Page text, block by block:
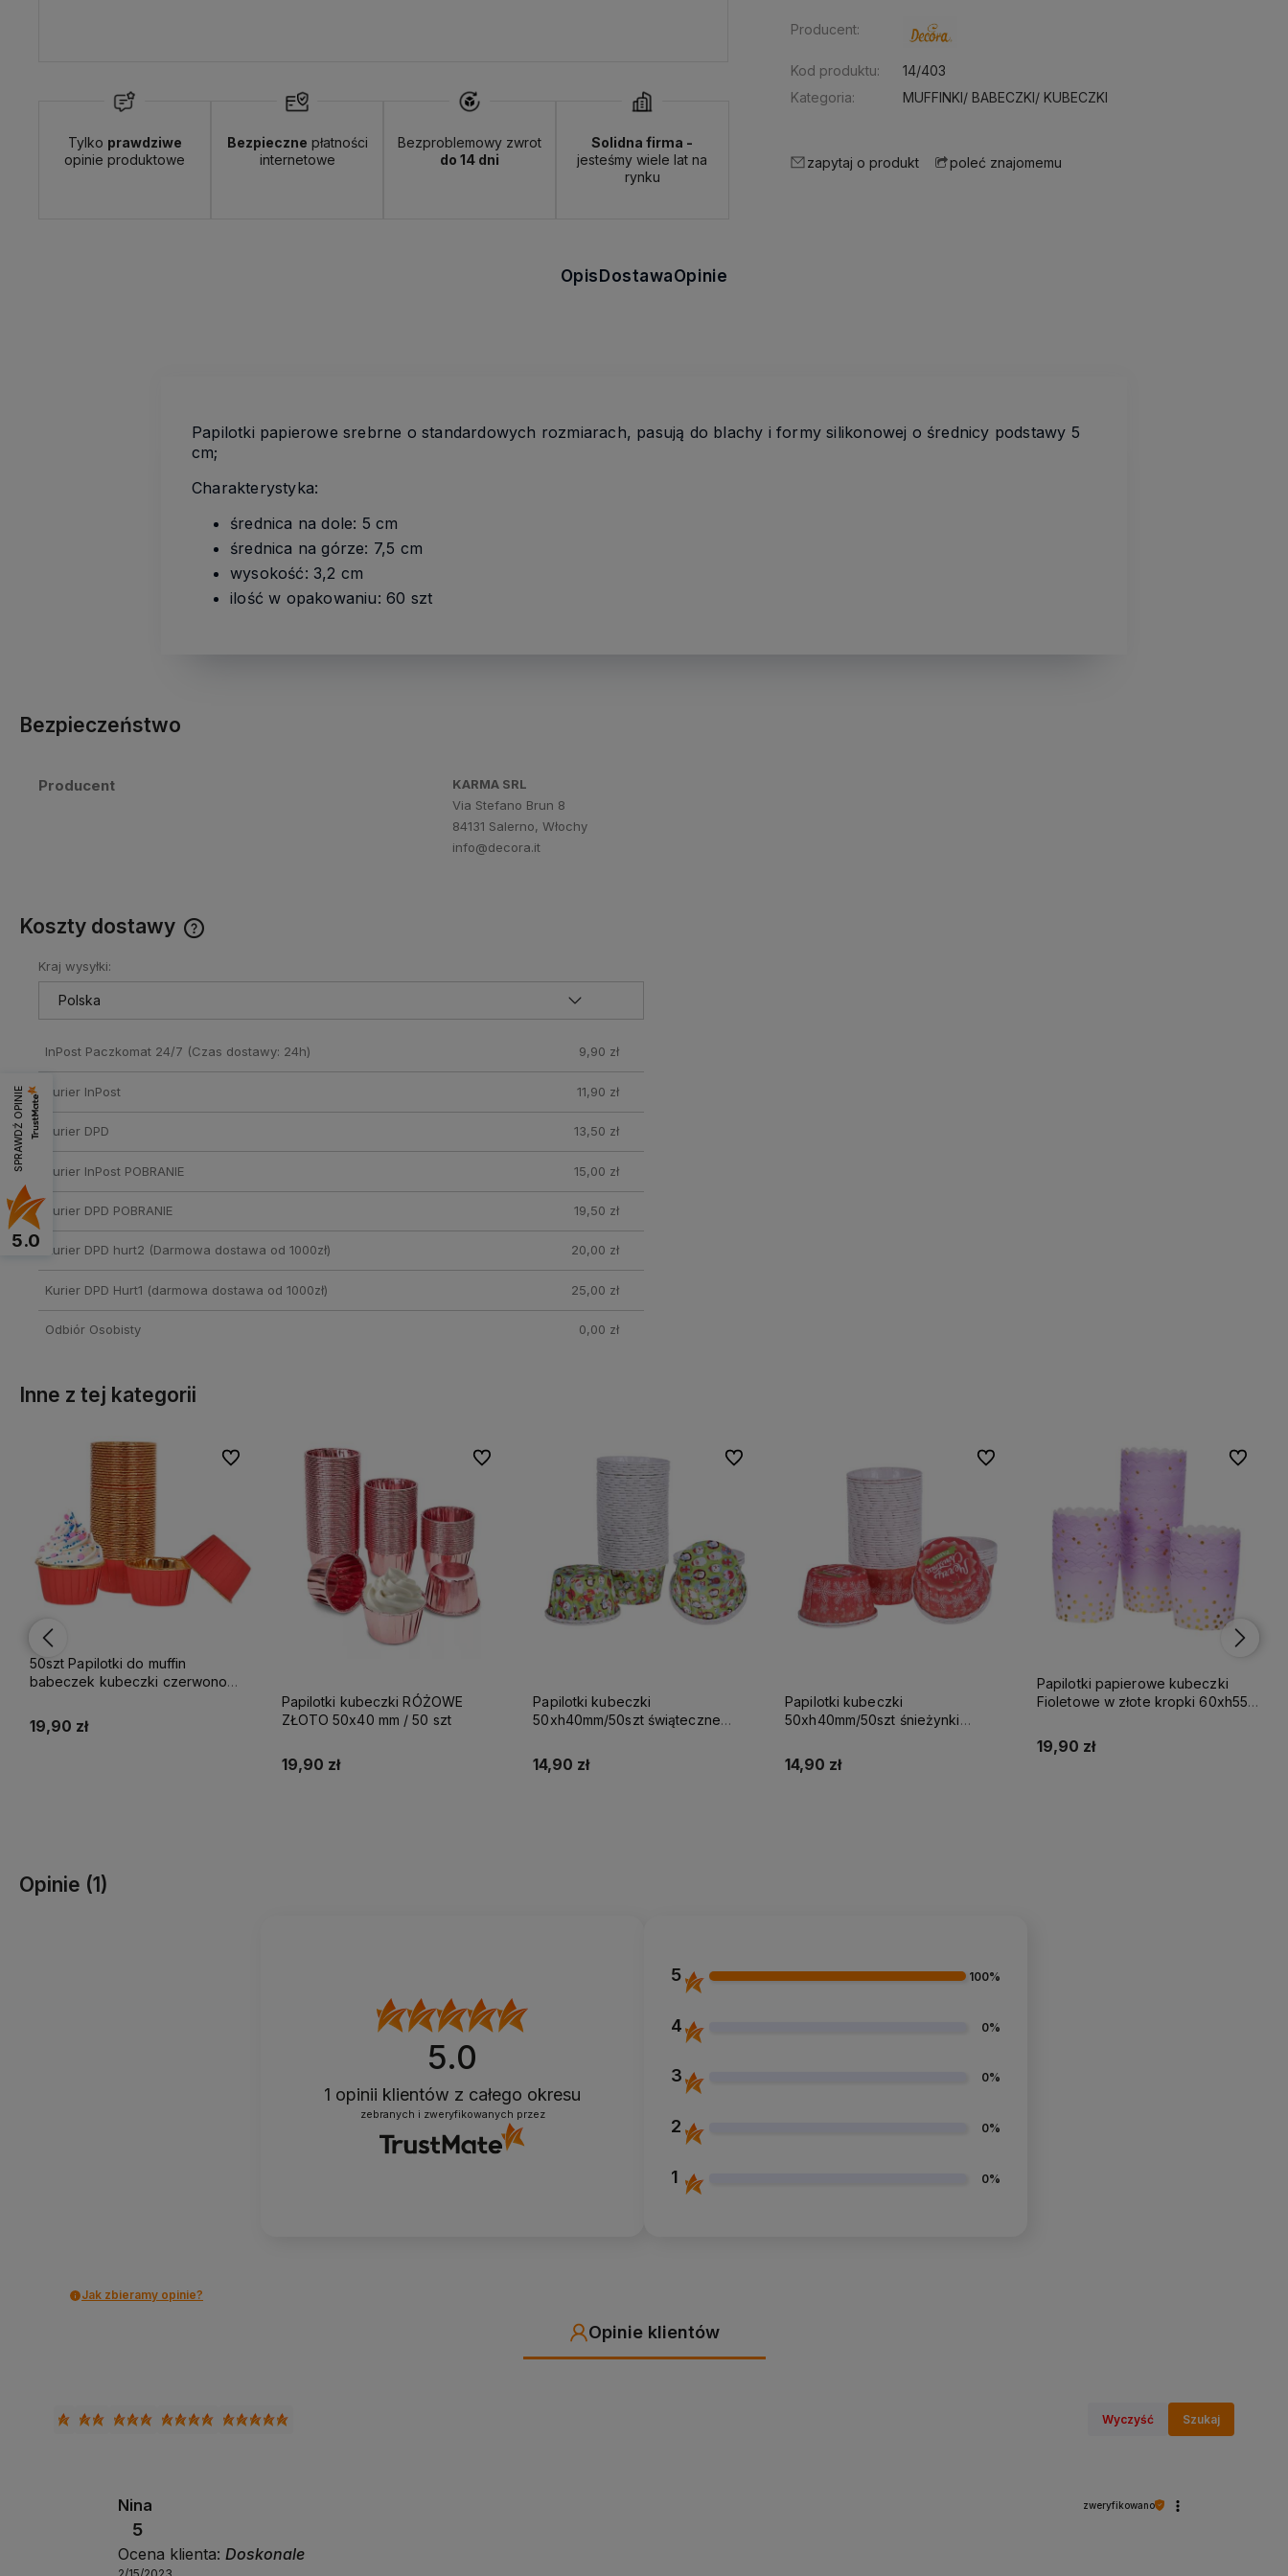
Tylko prawdziwe
opinie produktowe
Bezpieczne płatności
internetowe
Bezproblemowy zwrot
do 14 dni
Solidna firma -
jesteśmy wiele lat na
rynku
Producent:
Kod produktu:
14/403
Kategoria:
MUFFINKI/ BABECZKI/ KUBECZKI
zapytaj o produkt poleć znajomemu
OpisDostawaOpinie
Papilotki papierowe srebrne o standardowych rozmiarach, pasują do blachy i formy silikonowej o średnicy podstawy 5
cm;
Charakterystyka:
średnica na dole: 5 cm
średnica na górze: 7,5 cm
wysokość: 3,2 cm
ilość w opakowaniu: 60 szt
Bezpieczeństwo
Producent
KARMA SRL
Via Stefano Brun 8
84131 Salerno, Włochy
info@decora.it
Koszty dostawy
Kraj wysyłki:
InPost Paczkomat 24/7 (Czas dostawy: 24h) 9,90 zł
Kurier InPost 11,90 zł
Kurier DPD 13,50 zł
Kurier InPost POBRANIE 15,00 zł
Kurier DPD POBRANIE 19,50 zł
Kurier DPD hurt2 (Darmowa dostawa od 1000zł) 20,00 zł
Kurier DPD Hurt1 (darmowa dostawa od 1000zł) 25,00 zł
Odbiór Osobisty 0,00 zł
Inne z tej kategorii
50szt Papilotki do muffin
babeczek kubeczki czerwono
19,90 zł
Do ulubionych
Do ulubionych
Papilotki kubeczki RÓŻOWE
ZŁOTO 50x40 mm / 50 szt
19,90 zł
Do ulubionych
Do ulubionych
Papilotki kubeczki
50xh40mm/50szt świąteczne
14,90 zł
Do ulubionych
Do ulubionych
Papilotki kubeczki
50xh40mm/50szt śnieżynki
14,90 zł
Do ulubionych
Do ulubionych
Papilotki papierowe kubeczki
Fioletowe w złote kropki 60xh55
19,90 zł
Do
Do
Opinie (1)
5.0
1 opinii klientów z całego okresu
zebranych i zweryfikowanych przez
5 100%
4 0%
3 0%
2 0%
1 0%
Jak zbieramy opinie?
Opinie klientów
Wyczyść Szukaj
Nina zweryfikowano
5
Ocena klienta:Doskonale
SPRAWDŹ OPINIE
5.0